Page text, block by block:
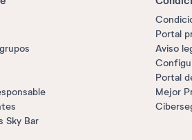
Sky Bar
Portal
Aviso
Portal
Mejor